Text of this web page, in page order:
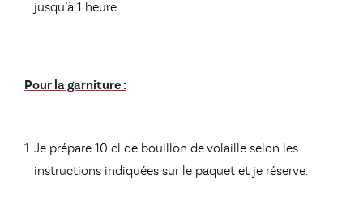
jusqu’à 1 heure.
Pour la garniture :
Je prépare 10 cl de bouillon de volaille selon les
instructions indiquées sur le paquet et je réserve.